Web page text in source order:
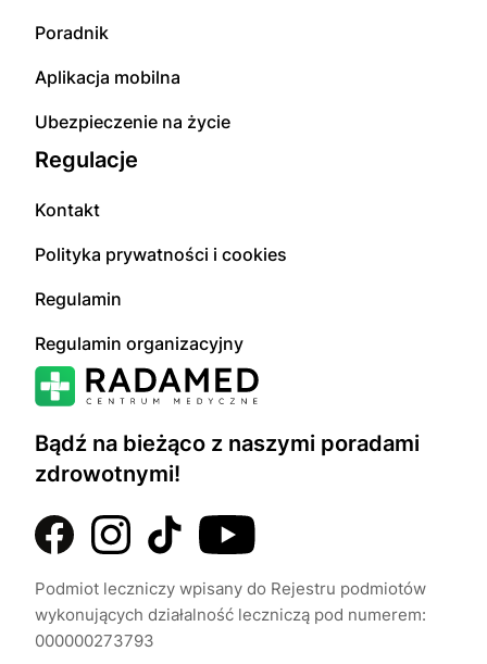
Bądź na bieżąco z naszymi poradami
zdrowotnymi!
Podmiot leczniczy wpisany do Rejestru podmiotów
wykonujących działalność leczniczą pod numerem:
000000273793
Poradnik
Aplikacja mobilna
Ubezpieczenie na życie
Regulacje
Kontakt
Polityka prywatności i cookies
Regulamin
Regulamin organizacyjny